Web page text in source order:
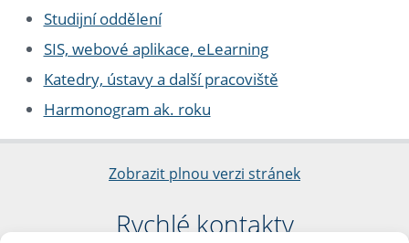
Studijní oddělení
SIS, webové aplikace, eLearning
Katedry, ústavy a další pracoviště
Harmonogram ak. roku
Zobrazit plnou verzi stránek
Rychlé kontakty